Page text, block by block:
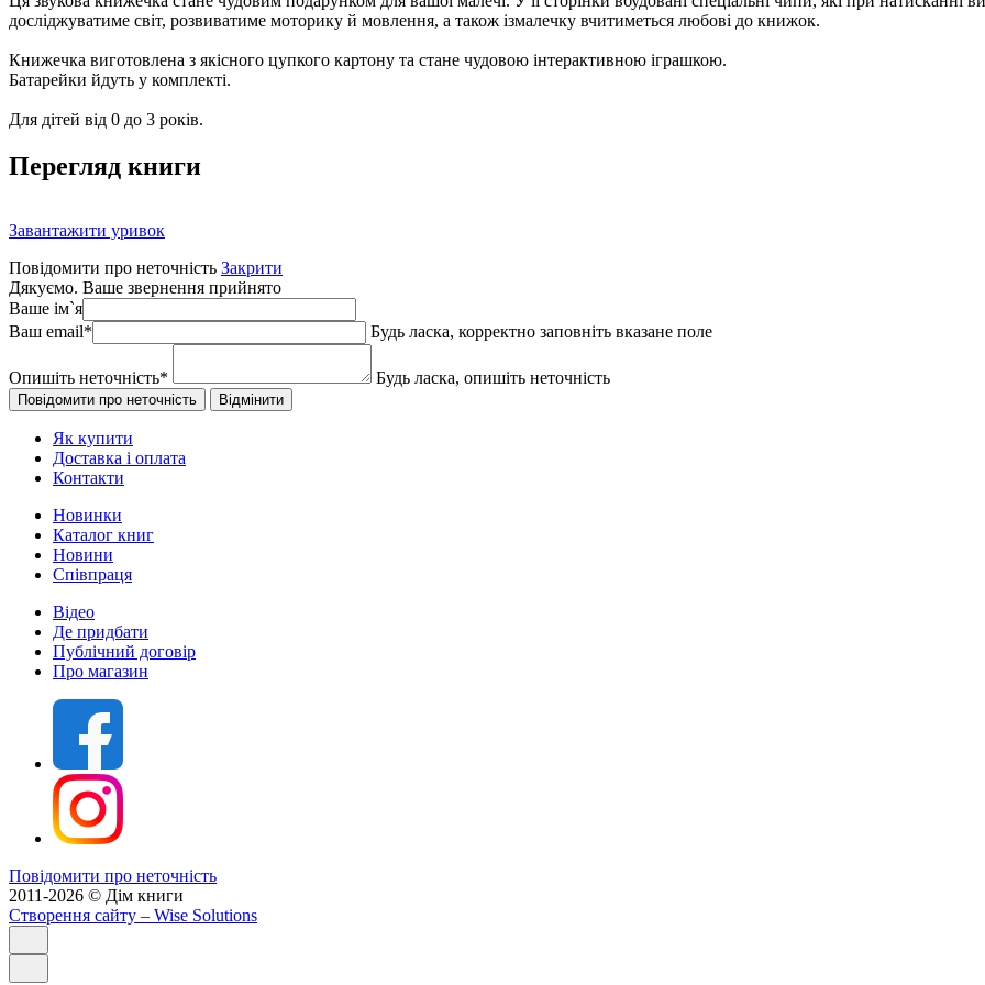
досліджуватиме світ, розвиватиме моторику й мовлення, а також ізмалечку вчитиметься любові до книжок.
Книжечка виготовлена з якісного цупкого картону та стане чудовою інтерактивною іграшкою.
Батарейки йдуть у комплекті.
Для дітей від 0 до 3 років.
Перегляд книги
Завантажити уривок
Повідомити про неточність Закрити
Дякуємо. Ваше звернення прийнято
Ваше ім`я
Ваш email* Будь ласка, корректно заповніть вказане поле
Опишіть неточність* Будь ласка, опишіть неточність
Як купити
Доставка і оплата
Контакти
Новинки
Каталог книг
Новини
Співпраця
Відео
Де придбати
Публічний договір
Про магазин
Повідомити про неточність
2011-2026 © Дім книги
Створення сайту – Wise Solutions